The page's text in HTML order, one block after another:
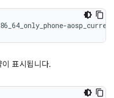
표시됩니다.